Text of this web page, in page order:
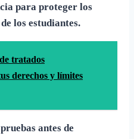
para proteger los
los estudiantes.
tratados
derechos y límites
antes de